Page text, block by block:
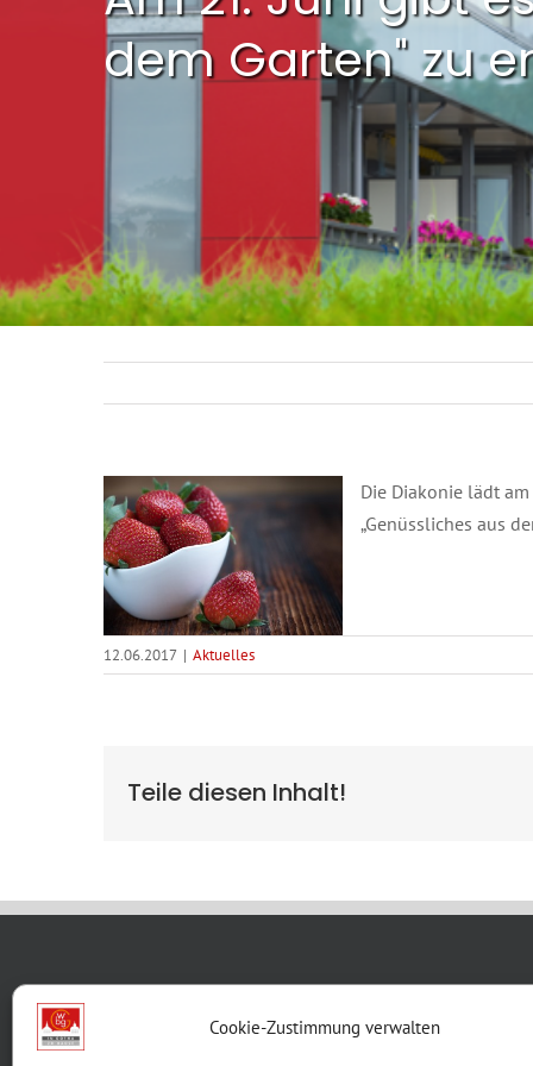
Cookie-Zustimmung verwalten
dem Garten" zu
Die Diakonie lädt
„Genüssliches aus
12.06.2017 | Aktuelles
Teile diesen Inhalt!